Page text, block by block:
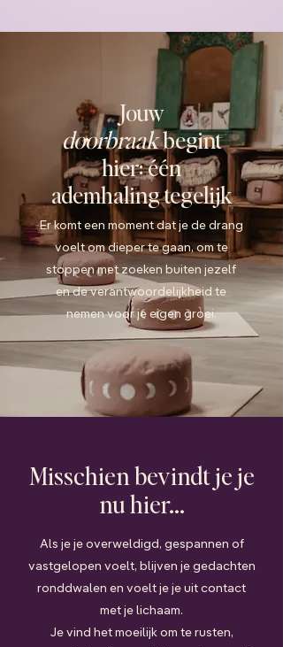
Jouw
doorbraakbegint
hier: één
ademhaling tegelijk
Er komt een moment dat je de drang
voelt om dieper te gaan, om te
stoppen met zoeken buiten jezelf
en de verantwoordelijkheid te
nemen voor je eigen groei.
Misschien bevindt je je
nu hier...
Als je je overweldigd, gespannen of
vastgelopen voelt, blijven je gedachten
ronddwalen en voelt je je uit contact
met je lichaam.
Je vind het moeilijk om te rusten,